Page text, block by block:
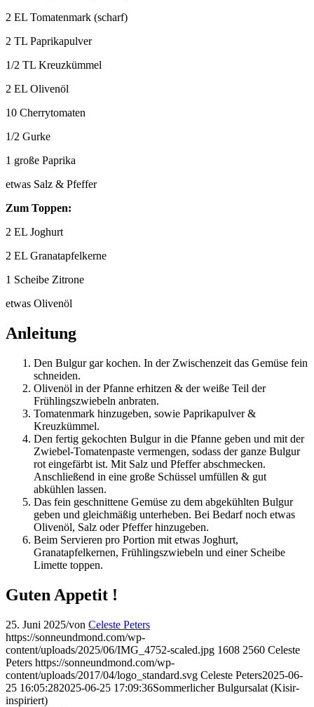
2 EL Tomatenmark (scharf)
2 TL Paprikapulver
1/2 TL Kreuzkümmel
2 EL Olivenöl
10 Cherrytomaten
1/2 Gurke
1 große Paprika
etwas Salz & Pfeffer
Zum Toppen:
2 EL Joghurt
2 EL Granatapfelkerne
1 Scheibe Zitrone
etwas Olivenöl
Anleitung
Den Bulgur gar kochen. In der Zwischenzeit das Gemüse fein
schneiden.
Olivenöl in der Pfanne erhitzen & der weiße Teil der
Frühlingszwiebeln anbraten.
Tomatenmark hinzugeben, sowie Paprikapulver &
Kreuzkümmel.
Den fertig gekochten Bulgur in die Pfanne geben und mit der
Zwiebel-Tomatenpaste vermengen, sodass der ganze Bulgur
rot eingefärbt ist. Mit Salz und Pfeffer abschmecken.
Anschließend in eine große Schüssel umfüllen & gut
abkühlen lassen.
Das fein geschnittene Gemüse zu dem abgekühlten Bulgur
geben und gleichmäßig unterheben. Bei Bedarf noch etwas
Olivenöl, Salz oder Pfeffer hinzugeben.
Beim Servieren pro Portion mit etwas Joghurt,
Granatapfelkernen, Frühlingszwiebeln und einer Scheibe
Limette toppen.
Guten Appetit !
25. Juni 2025/von Celeste Peters
https://sonneundmond.com/wp-
content/uploads/2025/06/IMG_4752-scaled.jpg 1608 2560 Celeste
Peters https://sonneundmond.com/wp-
content/uploads/2017/04/logo_standard.svg Celeste Peters2025-06-
25 16:05:282025-06-25 17:09:36Sommerlicher Bulgursalat (Kisir-
inspiriert)